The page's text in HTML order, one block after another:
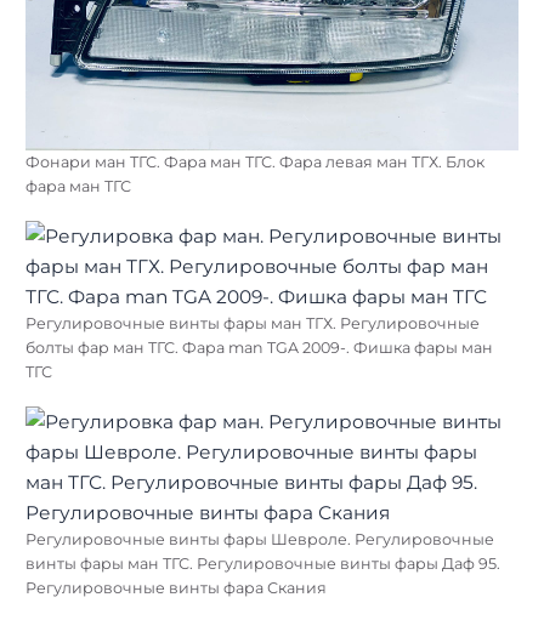
Фонари ман ТГС. Фара ман ТГС. Фара левая ман ТГХ. Блок
фара ман ТГС
Регулировочные винты фары ман ТГХ. Регулировочные
болты фар ман ТГС. Фара man TGA 2009-. Фишка фары ман
ТГС
Регулировочные винты фары Шевроле. Регулировочные
винты фары ман ТГС. Регулировочные винты фары Даф 95.
Регулировочные винты фара Скания
Найти: